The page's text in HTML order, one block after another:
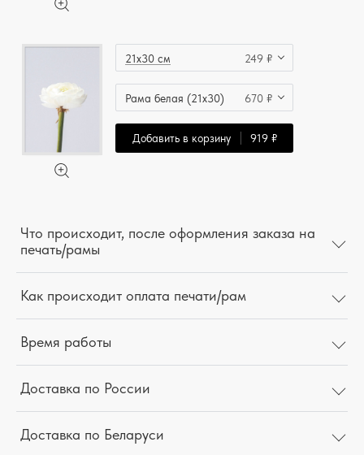
21x30 см 249 ₽
Рама белая (21x30) 670 ₽
Добавить в корзину 919 ₽
Что происходит, после оформления заказа на
печать/рамы
Как происходит оплата печати/рам
Время работы
Доставка по России
Доставка по Беларуси